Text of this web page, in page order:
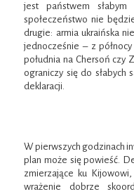
jest państwem
społeczeństwo nie
drugie: armia ukraińska
jednocześnie – z
południa na Chersoń czy
ograniczy się do słabych
deklaracji.
W pierwszych godzinach
plan może się powieść.
zmierzające ku
wrażenie dobrze